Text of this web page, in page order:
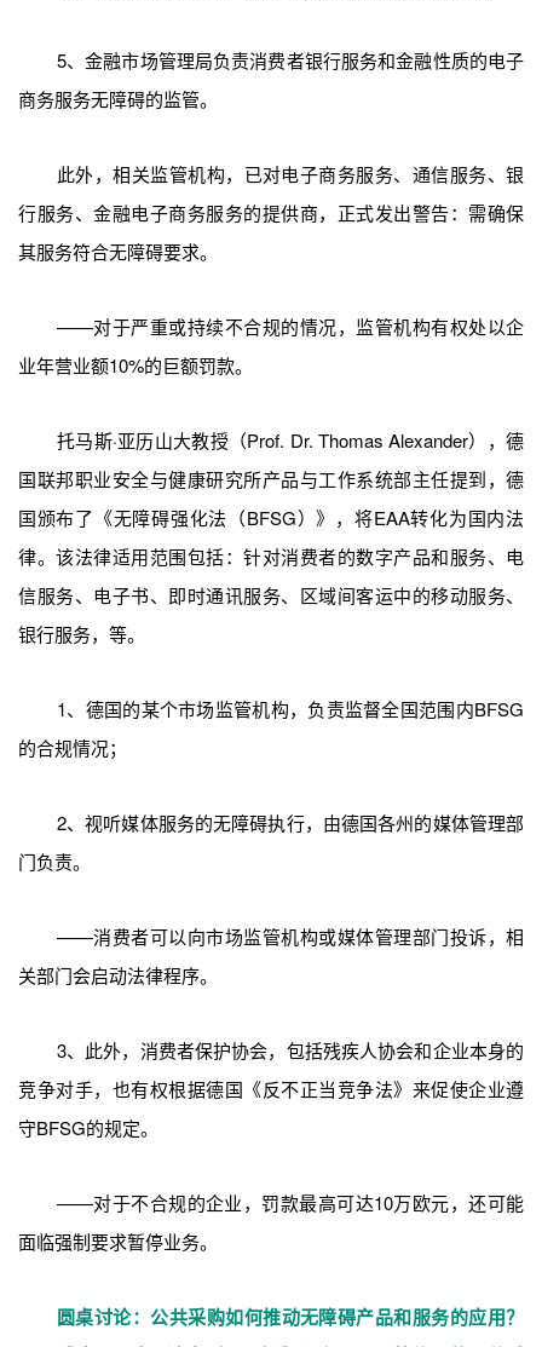
5、金融市场管理局负责消费者银行服务和金融性质的电子
商务服务无障碍的监管。
此外，相关监管机构，已对电子商务服务、通信服务、银
行服务、金融电子商务服务的提供商，正式发出警告：需确保
其服务符合无障碍要求。
——对于严重或持续不合规的情况，监管机构有权处以企
业年营业额10%的巨额罚款。
托马斯·亚历山大教授（Prof. Dr. Thomas Alexander），德
国联邦职业安全与健康研究所产品与工作系统部主任提到，德
国颁布了《无障碍强化法（BFSG）》，将EAA转化为国内法
律。该法律适用范围包括：针对消费者的数字产品和服务、电
信服务、电子书、即时通讯服务、区域间客运中的移动服务、
银行服务，等。
1、德国的某个市场监管机构，负责监督全国范围内BFSG
的合规情况；
2、视听媒体服务的无障碍执行，由德国各州的媒体管理部
门负责。
——消费者可以向市场监管机构或媒体管理部门投诉，相
关部门会启动法律程序。
3、此外，消费者保护协会，包括残疾人协会和企业本身的
竞争对手，也有权根据德国《反不正当竞争法》来促使企业遵
守BFSG的规定。
——对于不合规的企业，罚款最高可达10万欧元，还可能
面临强制要求暂停业务。
圆桌讨论：公共采购如何推动无障碍产品和服务的应用？